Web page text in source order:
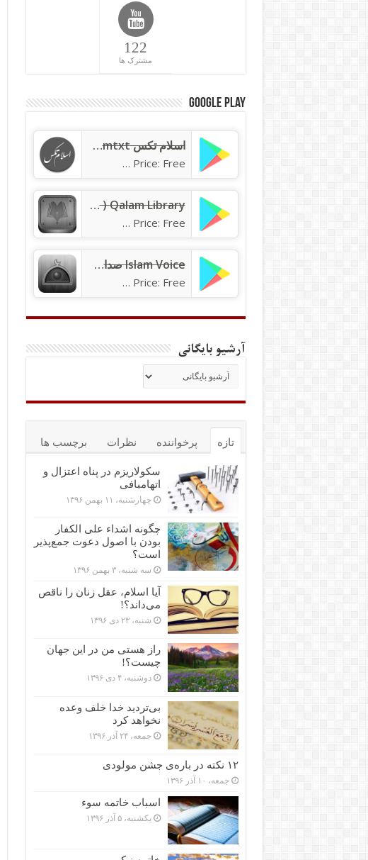
122
مشترک ها
Google Play
اسلام تکس islamtxt
Price: Free
Qalam Library ( کتابخانه قلم )
Price: Free
Islam Voice صدای اسلام
Price: Free
آرشیو بایگانی
تازه پرخواننده نظرات برچسب ها
سکولاریزم در پناه اعتزال و
اتهام‎بافی
چهارشنبه، ۱۱ بهمن ۱۳۹۶
چگونه اشداء علی الکفار
بودن با اصول دعوت جمع‌پذیر
است؟
سه شنبه، ۳ بهمن ۱۳۹۶
آیا اسلام، عقل زنان را ناقص
می‌داند؟!
شنبه، ۲۳ دی ۱۳۹۶
راز هستی من در این جهان
چیست؟!
دوشنبه، ۴ دی ۱۳۹۶
بی‌تردید خدا خلف وعده
نخواهد کرد
جمعه، ۲۴ آذر ۱۳۹۶
۱۲ نکته در باره‌ی جشن مولودی
جمعه، ۱۰ آذر ۱۳۹۶
اسباب خاتمه سوء
یکشنبه، ۵ آذر ۱۳۹۶